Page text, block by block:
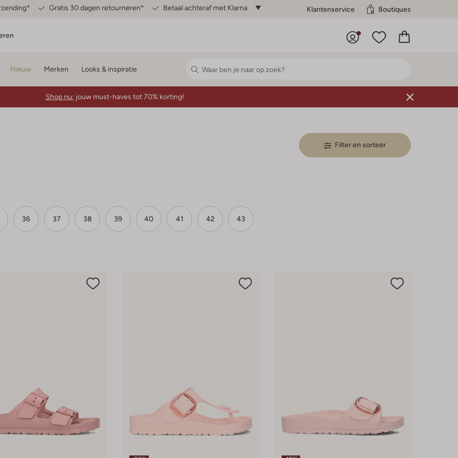
Gratis 30 dagen retourneren* Betaal achteraf met Klarna Klantenservice Boutiques
Nieuw Merken Looks & inspiratie
Shop nu: jouw must-haves tot 70% korting!
Filter en sorteer
36 37 38 39 40 41 42 43